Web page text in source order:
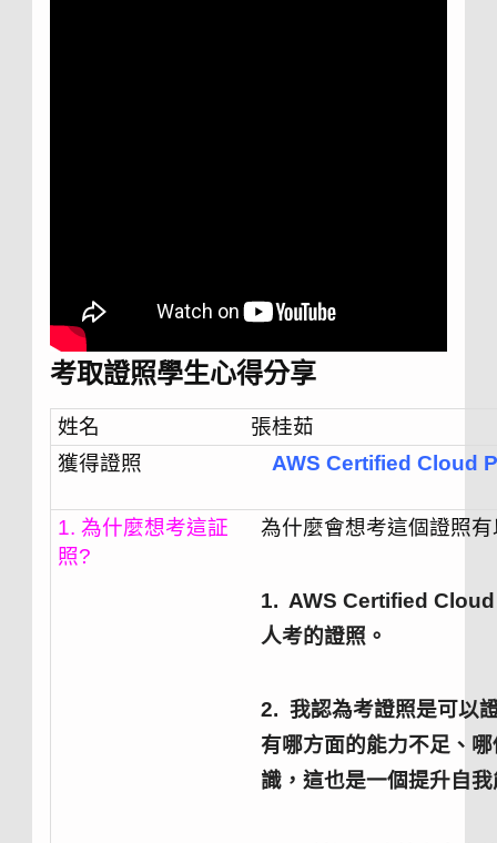
考取證照學生心得分享
姓名
張桂茹
獲得證照
AWS Certified Cloud
1. 為什麼想考這証
照?
為什麼會想考這個證照
1. AWS Certified Cloud
人考的證照。
2. 我認為考證照是可以
有哪方面的能力不足、
識，這也是一個提升自